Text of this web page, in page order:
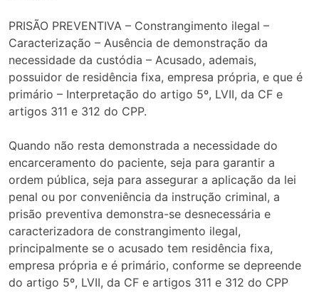
PRISÃO PREVENTIVA – Constrangimento ilegal –
Caracterização – Ausência de demonstração da
necessidade da custódia – Acusado, ademais,
possuidor de residência fixa, empresa própria, e que é
primário – Interpretação do artigo 5º, LVII, da CF e
artigos 311 e 312 do CPP.
Quando não resta demonstrada a necessidade do
encarceramento do paciente, seja para garantir a
ordem pública, seja para assegurar a aplicação da lei
penal ou por conveniência da instrução criminal, a
prisão preventiva demonstra-se desnecessária e
caracterizadora de constrangimento ilegal,
principalmente se o acusado tem residência fixa,
empresa própria e é primário, conforme se depreende
do artigo 5º, LVII, da CF e artigos 311 e 312 do CPP